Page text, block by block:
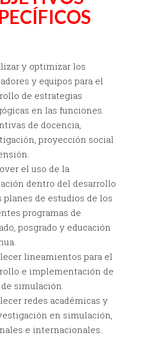
y optimizar los
y equipos para el
de estrategias
en las funciones
de docencia,
proyección social
el uso de la
dentro del desarrollo
planes de estudios de los
programas de
posgrado y educación
lineamientos para el
e implementación de
simulación.
redes académicas y
en simulación,
e internacionales.